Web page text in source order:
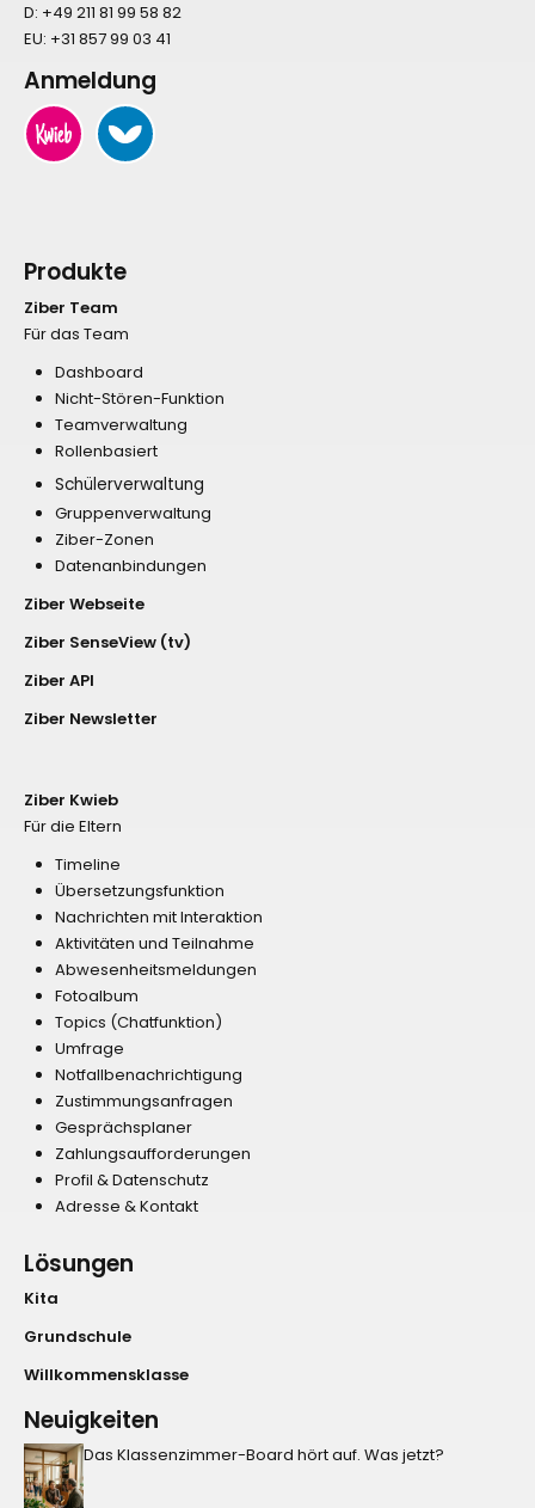
D: +49 211 81 99 58 82
EU: +31 857 99 03 41
Anmeldung
Produkte
Ziber Team
Für das Team
Dashboard
Nicht-Stören-Funktion
Teamverwaltung
Rollenbasiert
Schülerverwaltung
Gruppenverwaltung
Ziber-Zonen
Datenanbindungen
Ziber Webseite
Ziber SenseView (tv)
Ziber API
Ziber Newsletter
Ziber Kwieb
Für die Eltern
Timeline
Übersetzungsfunktion
Nachrichten mit Interaktion
Aktivitäten und Teilnahme
Abwesenheitsmeldungen
Fotoalbum
Topics (Chatfunktion)
Umfrage
Notfallbenachrichtigung
Zustimmungsanfragen
Gesprächsplaner
Zahlungsaufforderungen
Profil & Datenschutz
Adresse & Kontakt
Lösungen
Kita
Grundschule
Willkommensklasse
Neuigkeiten
Das Klassenzimmer-Board hört auf. Was jetzt?